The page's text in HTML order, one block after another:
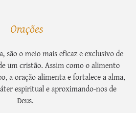
Orações
são o meio mais eficaz e exclusivo de
um cristão. Assim como o alimento
a oração alimenta e fortalece a alma,
espiritual e aproximando-nos de
Deus.